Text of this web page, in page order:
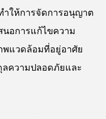
าให้การจัดการอนุญาต
นอการแก้ไขความ
แวดล้อมที่อยู่อาศัย
ความปลอดภัยและ